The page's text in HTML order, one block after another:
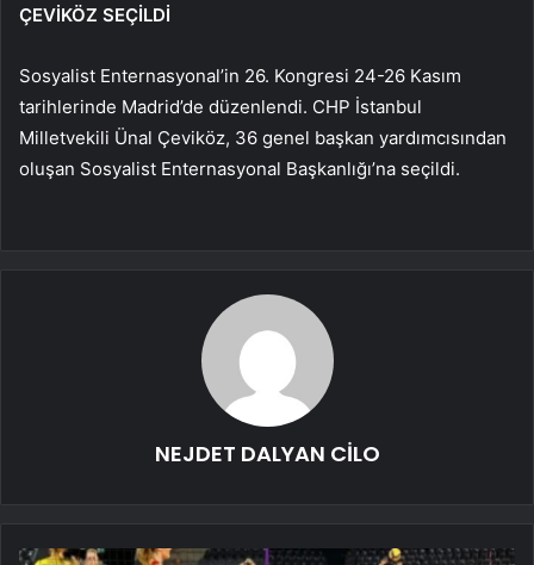
ÇEVİKÖZ SEÇİLDİ
Sosyalist Enternasyonal’in 26. Kongresi 24-26 Kasım
tarihlerinde Madrid’de düzenlendi. CHP İstanbul
Milletvekili Ünal Çeviköz, 36 genel başkan yardımcısından
oluşan Sosyalist Enternasyonal Başkanlığı’na seçildi.
NEJDET DALYAN CİLO